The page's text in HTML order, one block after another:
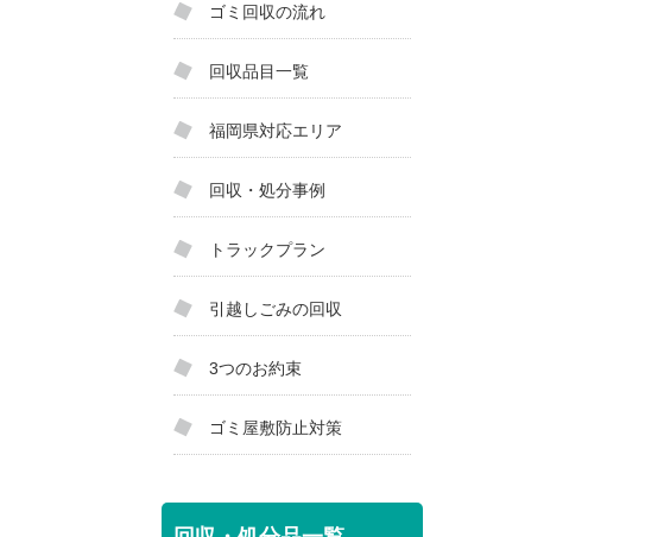
ゴミ回収の流れ
回収品目一覧
福岡県対応エリア
回収・処分事例
トラックプラン
引越しごみの回収
3つのお約束
ゴミ屋敷防止対策